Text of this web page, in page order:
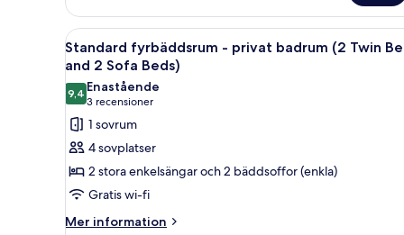
Sofa
Bed)
trippelrum
privat
badrum
Beds
and
Sofa
Bed)
Öppna
alla
foton
för
Standard
fyrbäddsrum
-
privat
badrum
(2
Ett hotellrum med tre
11
Standard fyrbäddsrum - privat badrum (2 Twin
and 2 Sofa Beds)
9,49,4 av 10
Enastående
3 recensioner
(3 recensioner)
1 sovrum
4 sovplatser
2 stora enkelsängar och 2 bäddsoffor (enkla)
Gratis wi-fi
Mer information
Mer